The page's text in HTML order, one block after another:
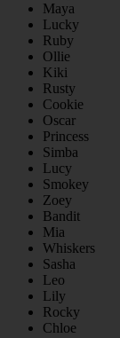
Maya
Lucky
Ruby
Ollie
Kiki
Rusty
Cookie
Oscar
Princess
Simba
Lucy
Smokey
Zoey
Bandit
Mia
Whiskers
Sasha
Leo
Lily
Rocky
Chloe